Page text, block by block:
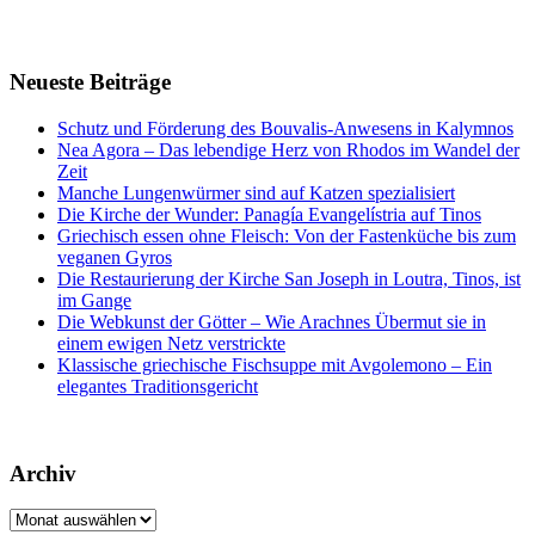
Neueste Beiträge
Schutz und Förderung des Bouvalis-Anwesens in Kalymnos
Nea Agora – Das lebendige Herz von Rhodos im Wandel der
Zeit
Manche Lungenwürmer sind auf Katzen spezialisiert
Die Kirche der Wunder: Panagía Evangelístria auf Tinos
Griechisch essen ohne Fleisch: Von der Fastenküche bis zum
veganen Gyros
Die Restaurierung der Kirche San Joseph in Loutra, Tinos, ist
im Gange
Die Webkunst der Götter – Wie Arachnes Übermut sie in
einem ewigen Netz verstrickte
Klassische griechische Fischsuppe mit Avgolemono – Ein
elegantes Traditionsgericht
Archiv
Archiv